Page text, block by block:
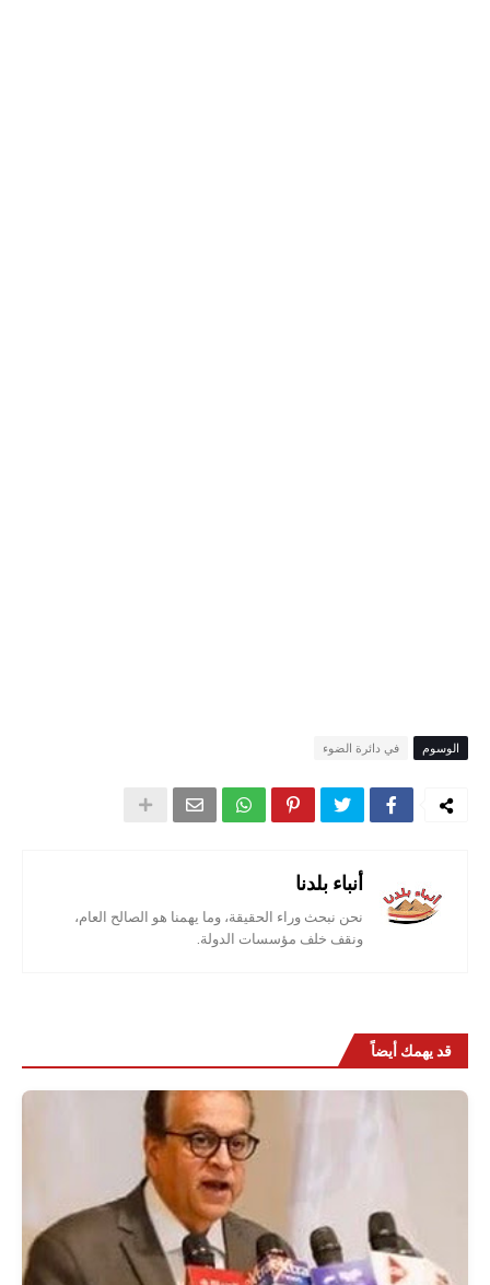
الوسوم في دائرة الضوء
أنباء بلدنا
نحن نبحث وراء الحقيقة، وما يهمنا هو الصالح العام،
ونقف خلف مؤسسات الدولة.
قد يهمك أيضاً